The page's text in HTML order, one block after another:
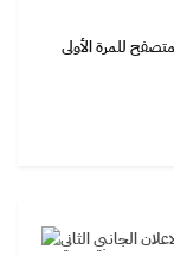
للمرة الأولى